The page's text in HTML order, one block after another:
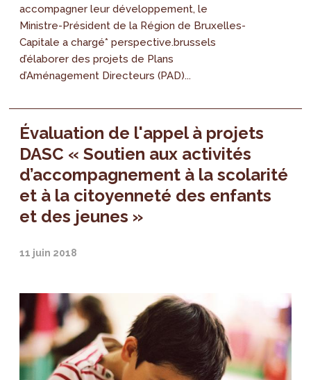
accompagner leur développement, le
Ministre-Président de la Région de Bruxelles-
Capitale a chargé* perspective.brussels
d’élaborer des projets de Plans
d’Aménagement Directeurs (PAD)...
Évaluation de l'appel à projets
DASC « Soutien aux activités
d’accompagnement à la scolarité
et à la citoyenneté des enfants
et des jeunes »
11 juin 2018